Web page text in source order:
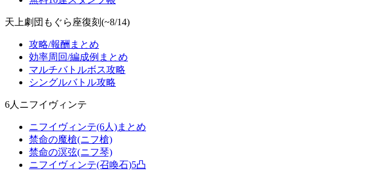
天上劇団もぐら座復刻(~8/14)
攻略/報酬まとめ
効率周回/編成例まとめ
マルチバトルボス攻略
シングルバトル攻略
6人ニフイヴィンテ
ニフイヴィンテ(6人)まとめ
禁命の魔槍(ニフ槍)
禁命の溟弦(ニフ琴)
ニフイヴィンテ(召喚石)5凸